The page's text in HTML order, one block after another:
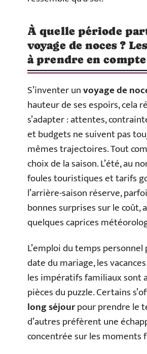
À quelle période
voyage de noces ?
à prendre en compte
S’inventer unvoyage de
hauteur de ses espoirs, cela
s’adapter : attentes,
et budgets ne suivent pas
mêmes trajectoires. Tout
choix de la saison. L’été, au
foules touristiques et tarifs
l’arrière-saison réserve,
bonnes surprises sur le coût,
quelques caprices
L’emploi du temps personnel
date du mariage, les
les impératifs familiaux sont
pièces du puzzle. Certains
long séjourpour prendre le
d’autres préfèrent une
concentrée sur les moments